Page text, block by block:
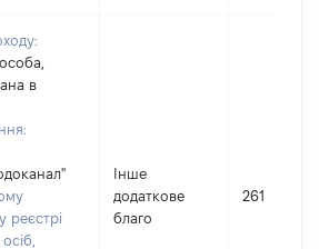
в
реєстрі
Інше
додаткове
благо
261